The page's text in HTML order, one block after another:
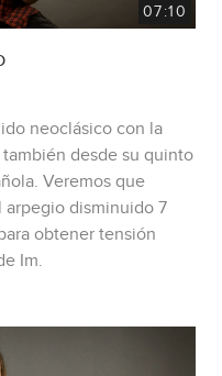
07:10
neoclásico con la
desde su quinto
Veremos que
arpegio disminuido 7
obtener tensión
Im.